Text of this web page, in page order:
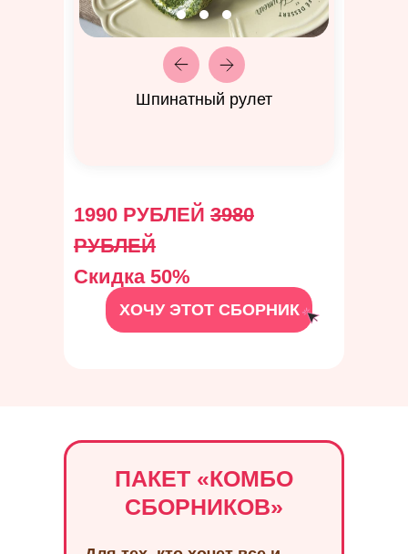
Шпинатный рулет
1990 РУБЛЕЙ 3980
РУБЛЕЙ
Скидка 50%
ХОЧУ ЭТОТ СБОРНИК
ПАКЕТ «КОМБО
СБОРНИКОВ»